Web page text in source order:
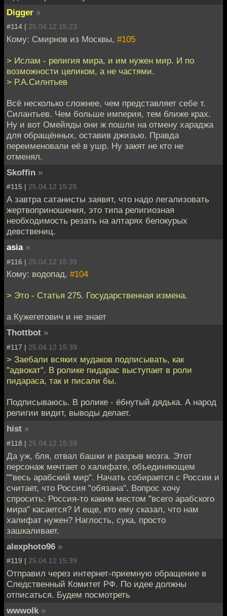
Digger »
#114 | 25.04.12 15:23
Кому: Смирнов из Москвы, #105
> Ислам - религия мира, и им нужен мир. И по
возможности целиком, а не частями.
> Р.А.Силнтьев
Всё несколько сложнее, чем представляет себе т.
Силантьев. Чем больше империя, тем ближе крах.
Ну и вот Омейяды они ж пошли на отмену хараджа
для обращённых, оставив джизью. Правда
переименовали её в ушр. Ну закят не кто не
отменял.
Skoffin »
#115 | 25.04.12 15:25
А завтра сатанисты заявят, что надо легализовать
жертвоприношения, это типа религиозная
необходимость резать на алтарях белокурых
девствениц.
asia »
#116 | 25.04.12 15:39
Кому: водопад, #104
> Это - Статья 275. Государственная измена.
а Кужегетович и не знает
Thottbot »
#117 | 25.04.12 15:39
> Заебали всяких мудаков подписывать, как
"адвокат". В ролике пидарас выступает в роли
пидараса, так и писали бы.
Подписываюсь. В ролике - ёбнутый дядька. А народ
религии видит, выводы делает.
hist »
#118 | 25.04.12 15:39
Да уж, бля, отвал башки и разрыв мозга. Этот
персонаж мечтает о халифате, объединяющем
""весь арабский мир". Начать собирается с России и
считает, что Россия "обязана". Вопрос хочу
спросить: Россия-то каким местом "всего арабского
мира" касается? И еще, кто ему сказал, что нам
халифат нужен? Наглость, сука, просто
зашкаливает.
alexphoto96 »
#119 | 25.04.12 15:39
Отправил через интернет-приемную обращение в
Следственный Комитет РФ. По идее должны
отписаться. Будем посмотреть
wwwolk »